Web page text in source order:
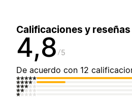
Calificaciones y reseñas
4,8 5
De acuerdo con 12